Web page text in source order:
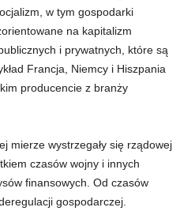
w tym gospodarki
na kapitalizm
i prywatnych, które są
Francja, Niemcy i Hiszpania
producencie z branży
mierze wystrzegały się rządowej
czasów wojny i innych
finansowych. Od czasów
gospodarczej.